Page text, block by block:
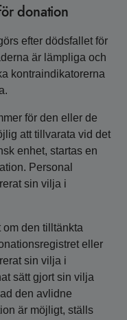
donation
efter dödsfallet för
är lämpliga och
kontraindikatorerna
för den eller de
att tillvarata vid det
enhet, startas en
Personal
sin vilja i
den tilltänkta
eller
sin vilja i
sätt gjort sin vilja
den avlidne
är möjligt, ställs